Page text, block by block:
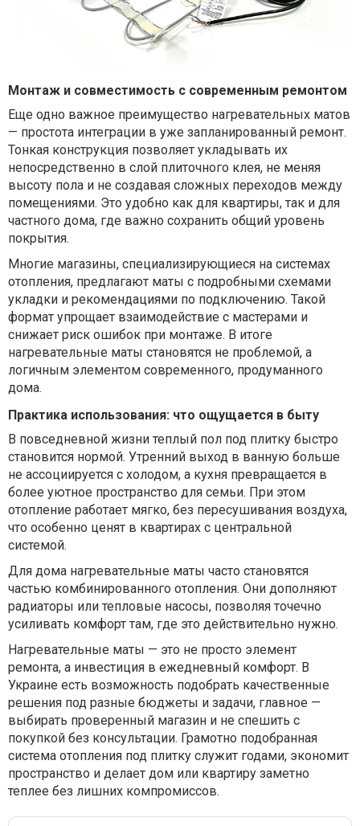
Монтаж и совместимость с современным ремонтом
Еще одно важное преимущество нагревательных матов
— простота интеграции в уже запланированный ремонт.
Тонкая конструкция позволяет укладывать их
непосредственно в слой плиточного клея, не меняя
высоту пола и не создавая сложных переходов между
помещениями. Это удобно как для квартиры, так и для
частного дома, где важно сохранить общий уровень
покрытия.
Многие магазины, специализирующиеся на системах
отопления, предлагают маты с подробными схемами
укладки и рекомендациями по подключению. Такой
формат упрощает взаимодействие с мастерами и
снижает риск ошибок при монтаже. В итоге
нагревательные маты становятся не проблемой, а
логичным элементом современного, продуманного
дома.
Практика использования: что ощущается в быту
В повседневной жизни теплый пол под плитку быстро
становится нормой. Утренний выход в ванную больше
не ассоциируется с холодом, а кухня превращается в
более уютное пространство для семьи. При этом
отопление работает мягко, без пересушивания воздуха,
что особенно ценят в квартирах с центральной
системой.
Для дома нагревательные маты часто становятся
частью комбинированного отопления. Они дополняют
радиаторы или тепловые насосы, позволяя точечно
усиливать комфорт там, где это действительно нужно.
Нагревательные маты — это не просто элемент
ремонта, а инвестиция в ежедневный комфорт. В
Украине есть возможность подобрать качественные
решения под разные бюджеты и задачи, главное —
выбирать проверенный магазин и не спешить с
покупкой без консультации. Грамотно подобранная
система отопления под плитку служит годами, экономит
пространство и делает дом или квартиру заметно
теплее без лишних компромиссов.